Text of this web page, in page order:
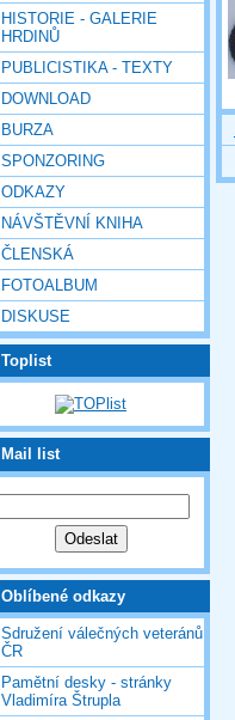
HISTORIE - GALERIE
HRDINŮ
PUBLICISTIKA - TEXTY
DOWNLOAD
BURZA
SPONZORING
ODKAZY
NÁVŠTĚVNÍ KNIHA
ČLENSKÁ
FOTOALBUM
DISKUSE
Toplist
Mail list
Oblíbené odkazy
Sdružení válečných veteránů
ČR
Pamětní desky - stránky
Vladimíra Štrupla